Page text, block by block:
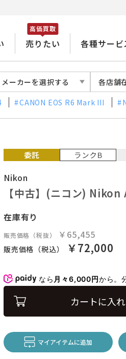
売りたい
高価買取
各種サービ
メーカーを選択する 各店舗
CANON EOS R6 Mark III
Nikon
【中古】(ニコン)
在庫有り
販売価格（税抜） ￥65,455
販売価格（税込） ￥72,000
なら 月々6,000円から。
カートに入
マイアイテムに追加